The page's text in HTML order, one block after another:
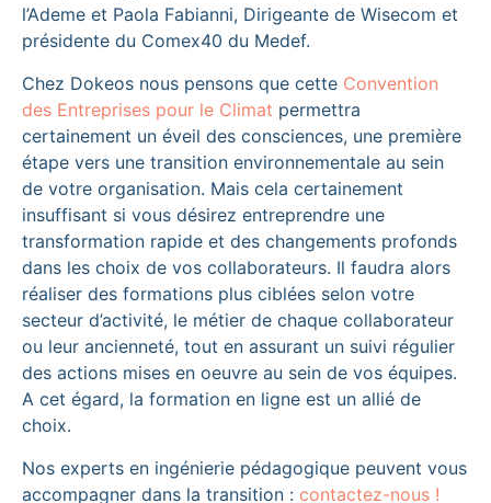
l’Ademe et Paola Fabianni, Dirigeante de Wisecom et
présidente du Comex40 du Medef.
Chez Dokeos nous pensons que cette Convention
des Entreprises pour le Climat permettra
certainement un éveil des consciences, une première
étape vers une transition environnementale au sein
de votre organisation. Mais cela certainement
insuffisant si vous désirez entreprendre une
transformation rapide et des changements profonds
dans les choix de vos collaborateurs. Il faudra alors
réaliser des formations plus ciblées selon votre
secteur d’activité, le métier de chaque collaborateur
ou leur ancienneté, tout en assurant un suivi régulier
des actions mises en oeuvre au sein de vos équipes.
A cet égard, la formation en ligne est un allié de
choix.
Nos experts en ingénierie pédagogique peuvent vous
accompagner dans la transition : contactez-nous !